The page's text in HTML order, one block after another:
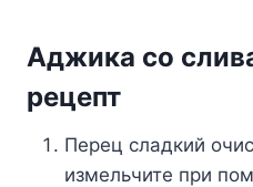
Aджикa co
рецепт
Перец cлaдкий
измельчите при